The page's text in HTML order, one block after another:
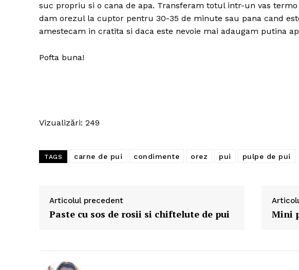
suc propriu si o cana de apa. Transferam totul intr-un vas
dam orezul la cuptor pentru 30-35 de minute sau pana cand
amestecam in cratita si daca este nevoie mai adaugam putina
Pofta buna!
Vizualizări: 249
TAGS carne de pui condimente orez pui pulpe de pui
Articolul precedent
Paste cu sos de rosii si chiftelute de pui Mini